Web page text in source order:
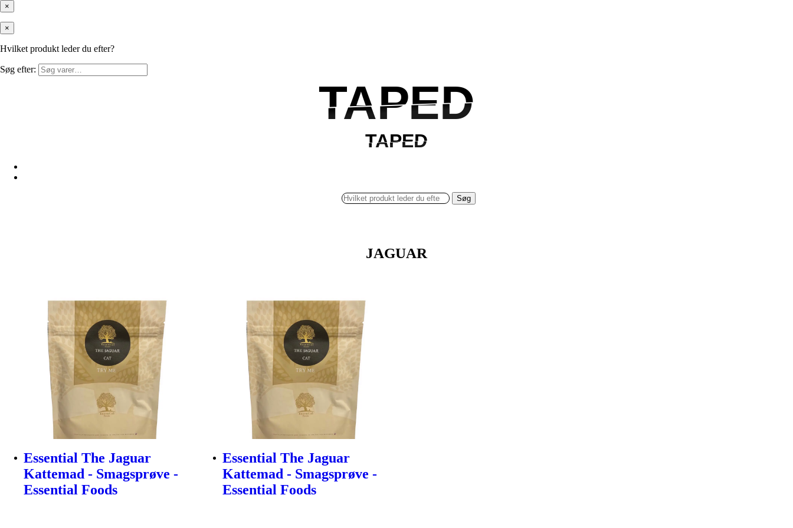
×
×
Hvilket produkt leder du efter?
Søg efter:
TAPED
TAPED
TAPED
TAPED
Søg
JAGUAR
Essential The Jaguar
Kattemad - Smagsprøve -
Essential Foods
Essential The Jaguar
Kattemad - Smagsprøve -
Essential Foods